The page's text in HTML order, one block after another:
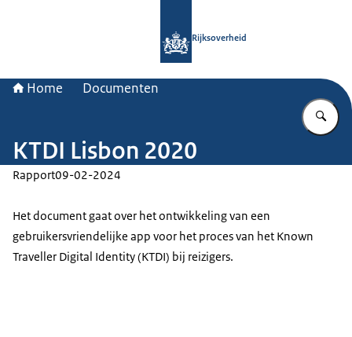
Rijksoverheid
Home Documenten
KTDI Lisbon 2020
Rapport09-02-2024
Het document gaat over het ontwikkeling van een
gebruikersvriendelijke app voor het proces van het Known
Traveller Digital Identity (KTDI) bij reizigers.